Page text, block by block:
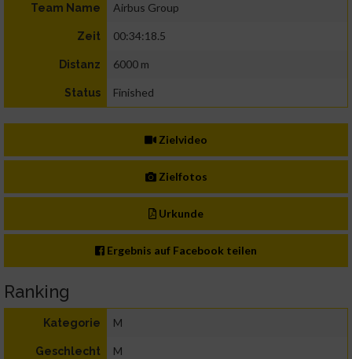
Team Name Airbus Group
Zeit 00:34:18.5
Distanz 6000 m
Status Finished
Zielvideo
Zielfotos
Urkunde
Ergebnis auf Facebook teilen
Ranking
Kategorie M
Geschlecht M